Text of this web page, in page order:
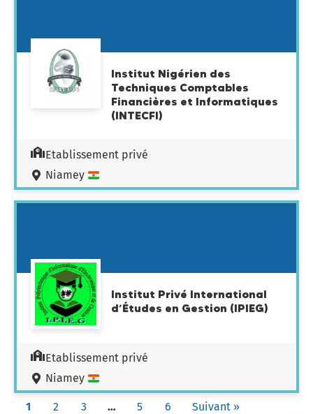
Institut Nigérien des
Techniques Comptables
Financières et Informatiques
(INTECFI)
Etablissement privé
Niamey
Institut Privé International
d’Études en Gestion (IPIEG)
Etablissement privé
Niamey
1 2 3 … 5 6 Suivant »